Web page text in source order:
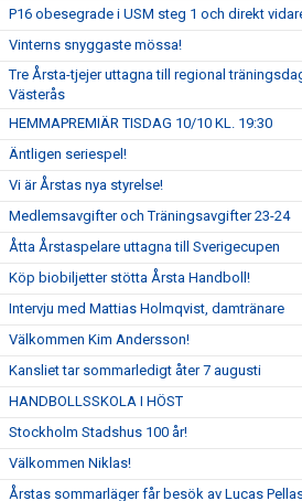
P16 obesegrade i USM steg 1 och direkt
Vinterns snyggaste mössa!
Tre Årsta-tjejer uttagna till regional
Västerås
HEMMAPREMIÄR TISDAG 10/10 KL. 19:30
Äntligen seriespel!
Vi är Årstas nya styrelse!
Medlemsavgifter och Träningsavgifter 23-24
Åtta Årstaspelare uttagna till Sverigecupen
Köp biobiljetter stötta Årsta Handboll!
Intervju med Mattias Holmqvist, damtränare
Välkommen Kim Andersson!
Kansliet tar sommarledigt åter 7 augusti
HANDBOLLSSKOLA I HÖST
Stockholm Stadshus 100 år!
Välkommen Niklas!
Årstas sommarläger får besök av Lucas